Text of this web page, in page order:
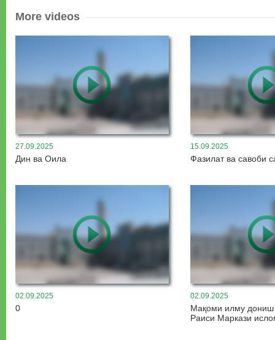
More videos
27.09.2025
Дин ва Оила
15.09.2025
Фазилат ва савоби
02.09.2025
0
02.09.2025
Мақоми илму
Раиси Маркази